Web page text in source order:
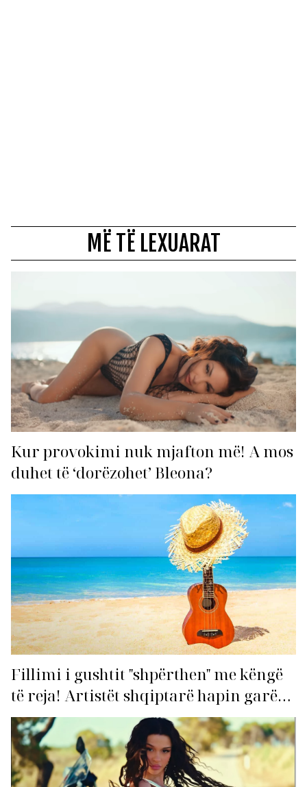
MË TË LEXUARAT
Kur provokimi nuk mjafton më! A mos
duhet të ‘dorëzohet’ Bleona?
Fillimi i gushtit "shpërthen" me këngë
të reja! Artistët shqiptarë hapin garën
për hitin e verës!